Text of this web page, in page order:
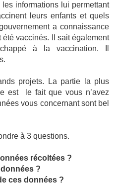
les informations lui permettant
leurs enfants et quels
a connaissance
été vaccinés. Il sait également
à la vaccination. Il
projets. La partie la plus
est
le fait que vous n’avez
vous concernant sont bel
à 3 questions.
récoltées ?
?
ces données ?